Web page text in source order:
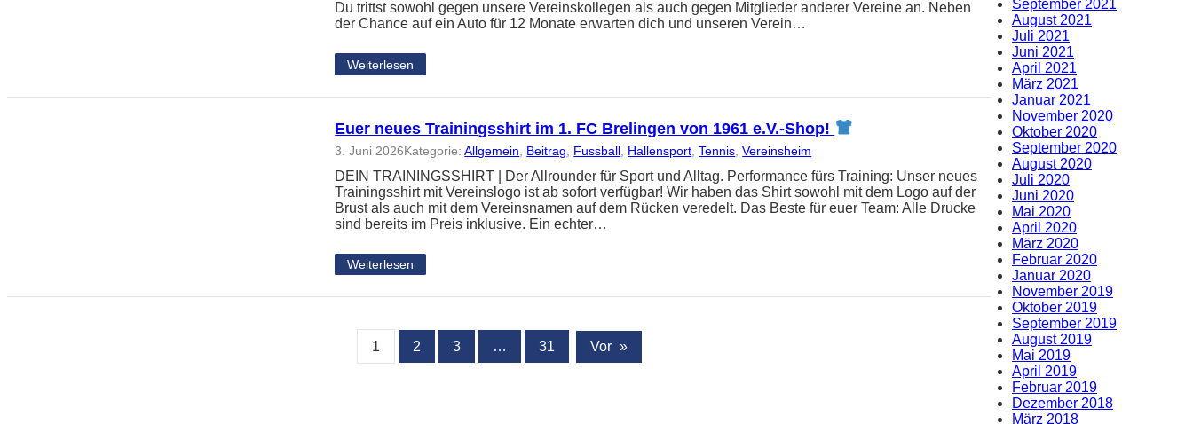
Du trittst sowohl gegen unsere Vereinskollegen als auch gegen Mitglieder anderer Vereine an. Neben
der Chance auf ein Auto für 12 Monate erwarten dich und unseren Verein…
Weiterlesen
Euer neues Trainingsshirt im 1. FC Brelingen von 1961 e.V.-Shop!
3. Juni 2026Kategorie:Allgemein Beitrag Fussball Hallensport , Tennis , Vereinsheim
DEIN TRAININGSSHIRT | Der Allrounder für Sport und Alltag. Performance fürs Training: Unser neues
Trainingsshirt mit Vereinslogo ist ab sofort verfügbar! Wir haben das Shirt sowohl mit dem Logo auf der
Brust als auch mit dem Vereinsnamen auf dem Rücken veredelt. Das Beste für euer Team: Alle Drucke
sind bereits im Preis inklusive. Ein echter…
Weiterlesen
1 2 3 … 31 Vor »
September 2021
August 2021
Juli 2021
Juni 2021
April 2021
März 2021
Januar 2021
November 2020
Oktober 2020
September 2020
August 2020
Juli 2020
Juni 2020
Mai 2020
April 2020
März 2020
Februar 2020
Januar 2020
November 2019
Oktober 2019
September 2019
August 2019
Mai 2019
April 2019
Februar 2019
Dezember 2018
März 2018